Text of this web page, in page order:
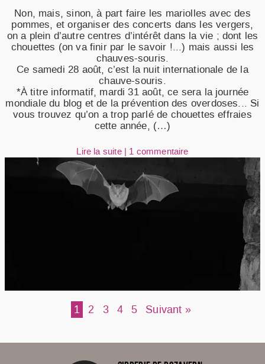
Non, mais, sinon, à part faire les mariolles avec des
pommes, et organiser des concerts dans les vergers,
on a plein d’autre centres d’intérêt dans la vie ; dont les
chouettes (on va finir par le savoir !...) mais aussi les
chauves-souris.
Ce samedi 28 août, c’est la nuit internationale de la
chauve-souris.
*À titre informatif, mardi 31 août, ce sera la journée
mondiale du blog et de la prévention des overdoses... Si
vous trouvez qu’on a trop parlé de chouettes effraies
cette année, (…)
Lire la suite | 1 commentaire
1 2 3 4 5 Suivant »